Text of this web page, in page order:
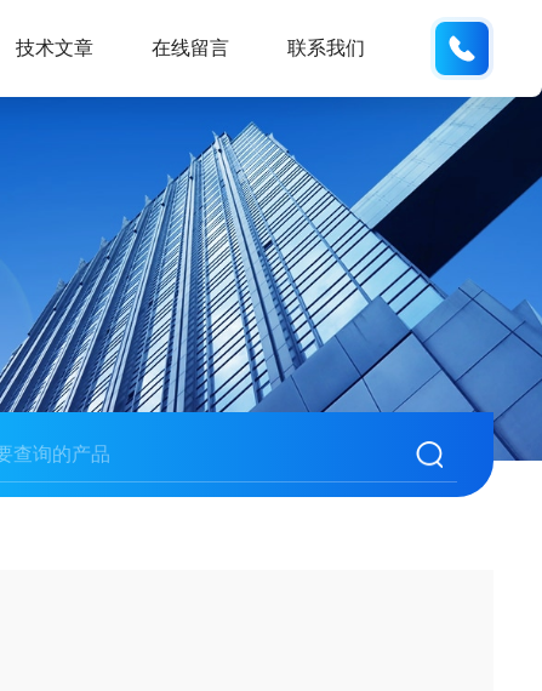
技术文章 在线留言 联系我们